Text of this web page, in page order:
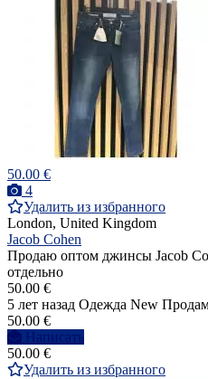
50.00 €
4
Удалить из избранного
London, United Kingdom
Jacob Cohen
Продаю оптом джинсы Jacob
отдельно
50.00 €
5 лет назад Одежда New
50.00 €
Написать
50.00 €
Удалить из избранного